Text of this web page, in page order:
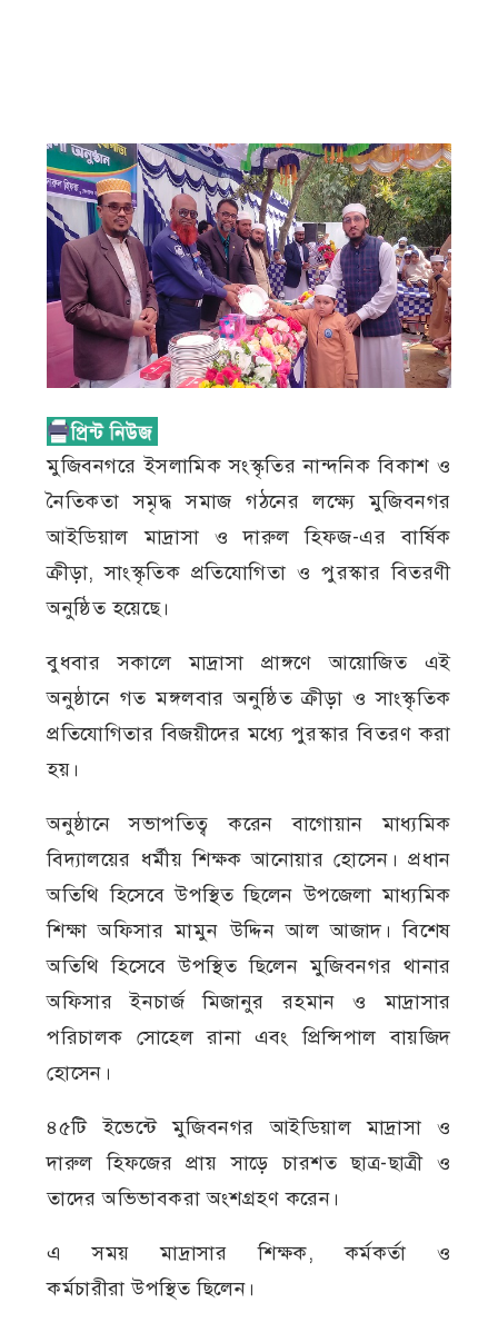
মুজিবনগরে ইসলামিক সংস্কৃতির নান্দনিক বিকাশ ও
নৈতিকতা সমৃদ্ধ সমাজ গঠনের লক্ষ্যে মুজিবনগর
আইডিয়াল মাদ্রাসা ও দারুল হিফজ-এর বার্ষিক
ক্রীড়া, সাংস্কৃতিক প্রতিযোগিতা ও পুরস্কার বিতরণী
অনুষ্ঠিত হয়েছে।
বুধবার সকালে মাদ্রাসা প্রাঙ্গণে আয়োজিত এই
অনুষ্ঠানে গত মঙ্গলবার অনুষ্ঠিত ক্রীড়া ও সাংস্কৃতিক
প্রতিযোগিতার বিজয়ীদের মধ্যে পুরস্কার বিতরণ করা
হয়।
অনুষ্ঠানে সভাপতিত্ব করেন বাগোয়ান মাধ্যমিক
বিদ্যালয়ের ধর্মীয় শিক্ষক আনোয়ার হোসেন। প্রধান
অতিথি হিসেবে উপস্থিত ছিলেন উপজেলা মাধ্যমিক
শিক্ষা অফিসার মামুন উদ্দিন আল আজাদ। বিশেষ
অতিথি হিসেবে উপস্থিত ছিলেন মুজিবনগর থানার
অফিসার ইনচার্জ মিজানুর রহমান ও মাদ্রাসার
পরিচালক সোহেল রানা এবং প্রিন্সিপাল বায়জিদ
হোসেন।
৪৫টি ইভেন্টে মুজিবনগর আইডিয়াল মাদ্রাসা ও
দারুল হিফজের প্রায় সাড়ে চারশত ছাত্র-ছাত্রী ও
তাদের অভিভাবকরা অংশগ্রহণ করেন।
এ সময় মাদ্রাসার শিক্ষক, কর্মকর্তা ও
কর্মচারীরা উপস্থিত ছিলেন।